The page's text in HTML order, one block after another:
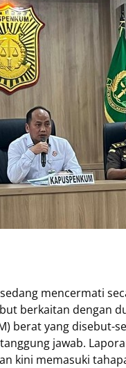
mencermati
berkaitan dengan
berat yang disebut-
jawab.
kini memasuki